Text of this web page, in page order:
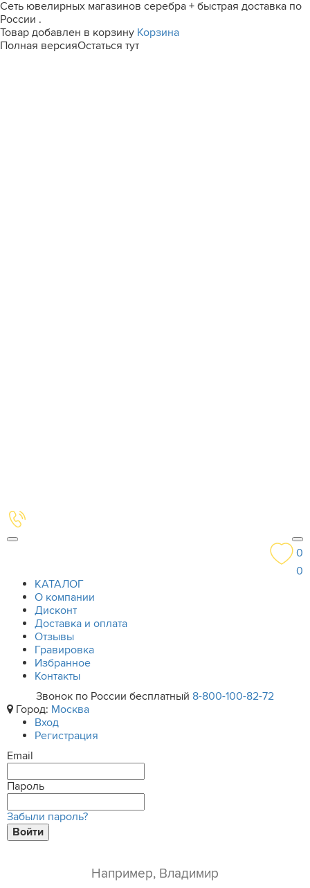
Сеть ювелирных магазинов серебра + быстрая доставка по
России .
Товар добавлен в корзину Корзина
Полная версияОстаться тут
0
0
КАТАЛОГ
О компании
Дисконт
Доставка и оплата
Отзывы
Гравировка
Избранное
Контакты
Звонок по России бесплатный 8-800-100-82-72
Город: Москва
Вход
Регистрация
Email
Пароль
Забыли пароль?
Войти